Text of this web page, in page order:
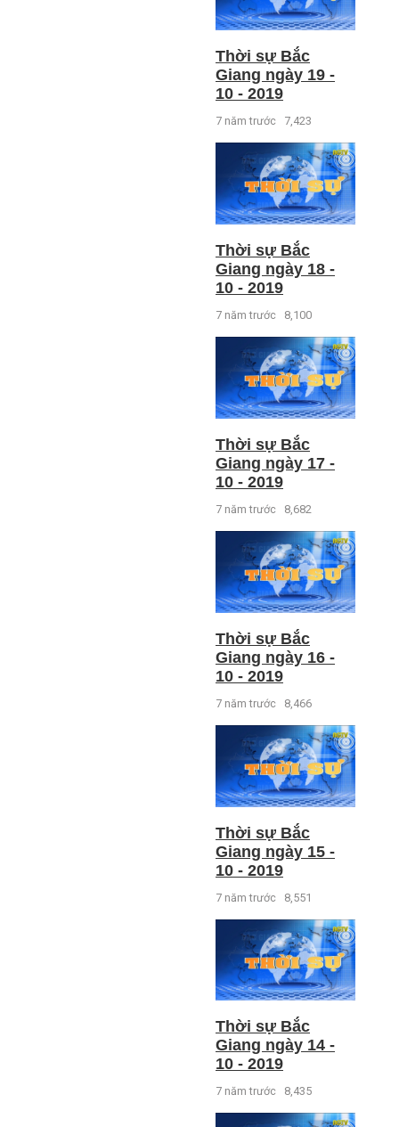
Thời sự Bắc
Giang ngày 19 -
10 - 2019
7 năm trước 7,423
Thời sự Bắc
Giang ngày 18 -
10 - 2019
7 năm trước 8,100
Thời sự Bắc
Giang ngày 17 -
10 - 2019
7 năm trước 8,682
Thời sự Bắc
Giang ngày 16 -
10 - 2019
7 năm trước 8,466
Thời sự Bắc
Giang ngày 15 -
10 - 2019
7 năm trước 8,551
Thời sự Bắc
Giang ngày 14 -
10 - 2019
7 năm trước 8,435